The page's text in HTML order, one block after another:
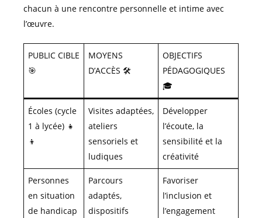
chacun à une rencontre personnelle et intime avec
l’œuvre.
PUBLIC CIBLE
🎯
MOYENS
D’ACCÈS 🛠️
OBJECTIFS
PÉDAGOGIQUES
🎓
Écoles (cycle
1 à lycée) 👧
👦
Visites adaptées,
ateliers
sensoriels et
ludiques
Développer
l’écoute, la
sensibilité et la
créativité
Personnes
en situation
de handicap
Parcours
adaptés,
dispositifs
Favoriser
l’inclusion et
l’engagement